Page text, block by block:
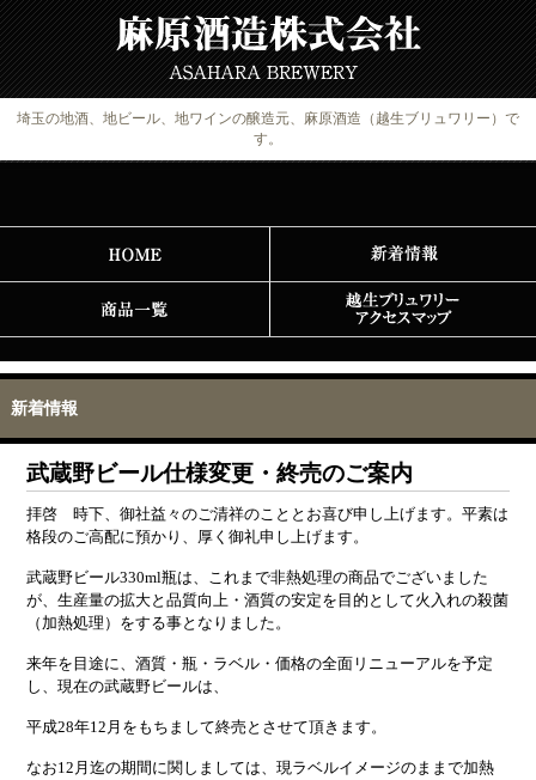
埼玉の地酒、地ビール、地ワインの醸造元、麻原酒造（越生ブリュワリー）で
す。
新着情報
武蔵野ビール仕様変更・終売のご案内
拝啓 時下、御社益々のご清祥のこととお喜び申し上げます。平素は
格段のご高配に預かり、厚く御礼申し上げます。
武蔵野ビール330ml瓶は、これまで非熱処理の商品でございました
が、生産量の拡大と品質向上・酒質の安定を目的として火入れの殺菌
（加熱処理）をする事となりました。
来年を目途に、酒質・瓶・ラベル・価格の全面リニューアルを予定
し、現在の武蔵野ビールは、
平成28年12月をもちまして終売とさせて頂きます。
なお12月迄の期間に関しましては、現ラベルイメージのままで加熱